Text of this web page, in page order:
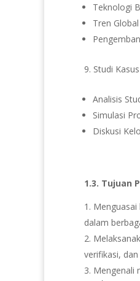
Teknologi
Tren
Studi
Analisis
Simulasi
Diskusi
1.3. Tujuan
dalam
verifikasi,
Mengenali